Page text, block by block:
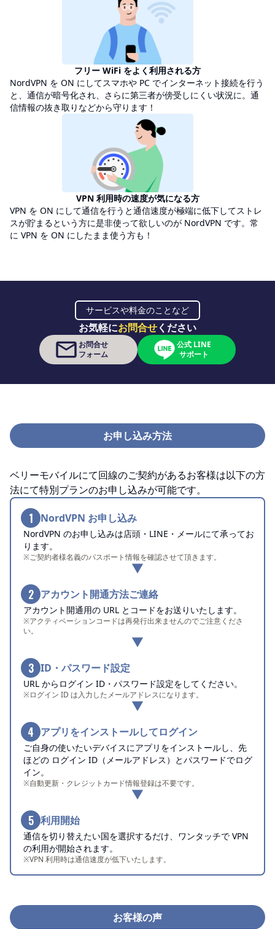
フリー WiFi をよく利用される方
NordVPN を ON にしてスマホや PC でインターネット接続を行う
と、通信が暗号化され、さらに第三者が傍受しにくい状況に。通
信情報の抜き取りなどから守ります！
VPN 利用時の速度が気になる方
VPN を ON にして通信を行うと通信速度が極端に低下してストレ
スが貯まるという方に是非使って欲しいのが NordVPN です。常
に VPN を ON にしたまま使う方も！
サービスや料金のことなど
お気軽にお問合せください
お問合せ
フォーム
公式 LINE
サポート
お申し込み方法
ベリーモバイルにて回線のご契約があるお客様は以下の方
法にて特別プランのお申し込みが可能です。
1 NordVPN お申し込み
NordVPN のお申し込みは店頭・LINE・メールにて承ってお
ります。
※ご契約者様名義のパスポート情報を確認させて頂きます。
2 アカウント開通方法ご連絡
アカウント開通用の URL とコードをお送りいたします。
※アクティベーションコードは再発行出来ませんのでご注意くださ
い。
3 ID・パスワード設定
URL からログイン ID・パスワード設定をしてください。
※ログイン ID は入力したメールアドレスになります。
4 アプリをインストールしてログイン
ご自身の使いたいデバイスにアプリをインストールし、先
ほどの ログイン ID（メールアドレス）とパスワードでログ
イン。
※自動更新・クレジットカード情報登録は不要です。
5 利用開始
通信を切り替えたい国を選択するだけ、ワンタッチで VPN
の利用が開始されます。
※VPN 利用時は通信速度が低下いたします。
お客様の声